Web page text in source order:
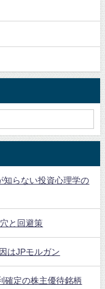
知らない投資心理学の
と回避策
はJPモルガン
確定の株主優待銘柄